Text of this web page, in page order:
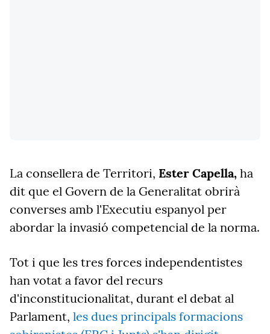
La consellera de Territori, Ester Capella, ha
dit que el Govern de la Generalitat obrirà
converses amb l'Executiu espanyol per
abordar la invasió competencial de la norma.
Tot i que les tres forces independentistes
han votat a favor del recurs
d'inconstitucionalitat, durant el debat al
Parlament, les dues principals formacions